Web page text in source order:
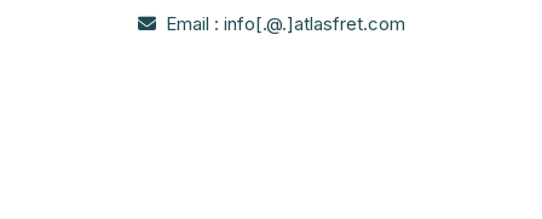
Email : info[.@.]atlasfret.com